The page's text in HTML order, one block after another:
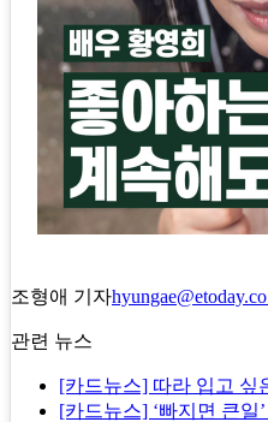
조형애 기자
관련 뉴스
[카드뉴스] 따라 입고 싶
[카드뉴스] ‘빠지면 큰일